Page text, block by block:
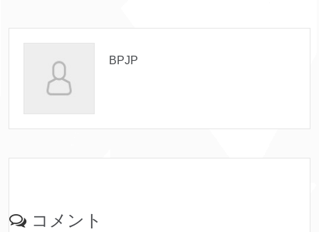
BPJP
コメント